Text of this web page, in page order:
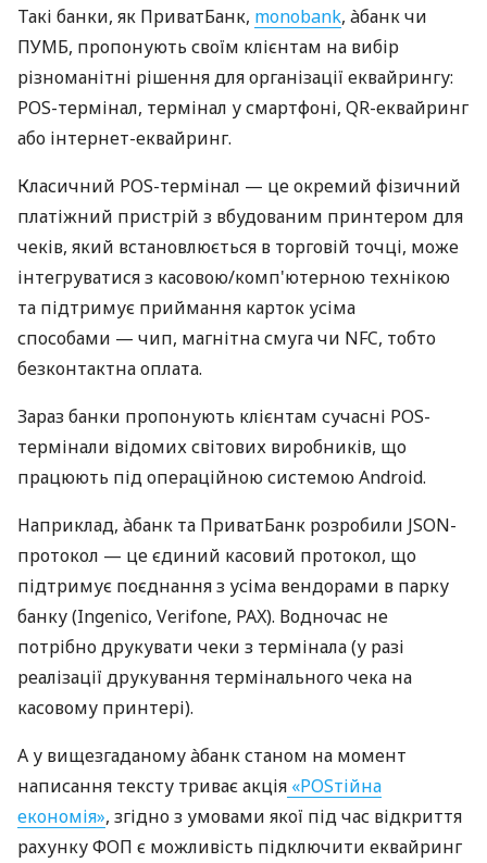
Такі банки, як ПриватБанк, monobank, àбанк чи
ПУМБ, пропонують своїм клієнтам на вибір
різноманітні рішення для організації еквайрингу:
POS-термінал, термінал у смартфоні, QR-еквайринг
або інтернет-еквайринг.
Класичний POS-термінал — це окремий фізичний
платіжний пристрій з вбудованим принтером для
чеків, який встановлюється в торговій точці, може
інтегруватися з касовою/комп'ютерною технікою
та підтримує приймання карток усіма
способами — чип, магнітна смуга чи NFC, тобто
безконтактна оплата.
Зараз банки пропонують клієнтам сучасні POS-
термінали відомих світових виробників, що
працюють під операційною системою Android.
Наприклад, àбанк та ПриватБанк розробили JSON-
протокол — це єдиний касовий протокол, що
підтримує поєднання з усіма вендорами в парку
банку (Ingenico, Verifone, PAX). Водночас не
потрібно друкувати чеки з термінала (у разі
реалізації друкування термінального чека на
касовому принтері).
А у вищезгаданому àбанк станом на момент
написання тексту триває акція «POSтійна
економія», згідно з умовами якої під час відкриття
рахунку ФОП є можливість підключити еквайринг